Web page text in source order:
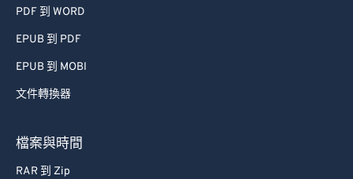
PDF 到 WORD
EPUB 到 PDF
EPUB 到 MOBI
文件轉換器
檔案與時間
RAR 到 Zip